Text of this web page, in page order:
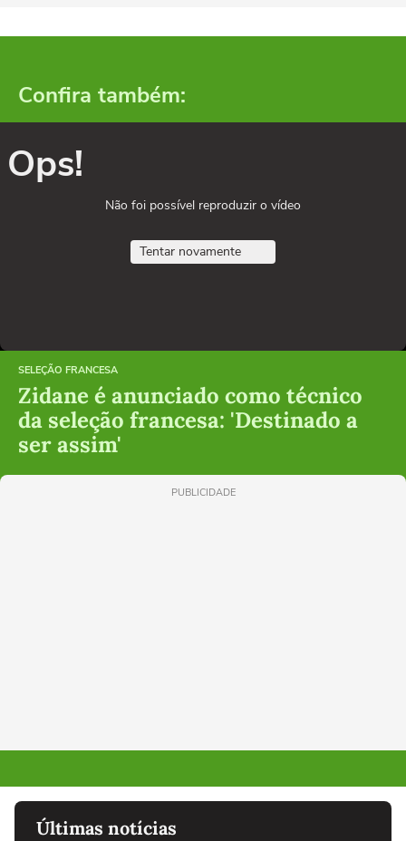
Confira também:
Ops!
Não foi possível reproduzir o vídeo
Tentar novamente
SELEÇÃO FRANCESA
Zidane é anunciado como técnico
da seleção francesa: 'Destinado a
ser assim'
PUBLICIDADE
Últimas notícias